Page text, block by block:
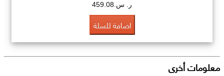
ر. س.459.08
اضافة للسلة
معلومات أخرى